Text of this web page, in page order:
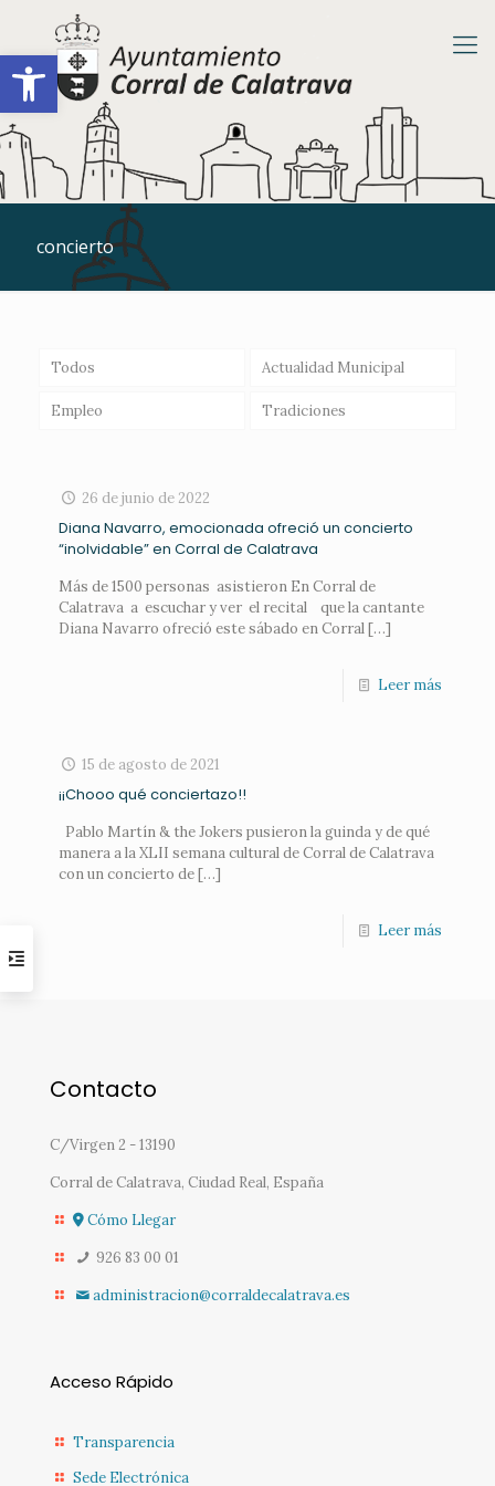
Abrir barra de herramientas
concierto
Todos Actualidad Municipal
Empleo Tradiciones
26 de junio de 2022
Diana Navarro, emocionada ofreció un concierto
“inolvidable” en Corral de Calatrava
Más de 1500 personas asistieron En Corral de
Calatrava a escuchar y ver el recital que la cantante
Diana Navarro ofreció este sábado en Corral[…]
Leer más
15 de agosto de 2021
¡¡Chooo qué conciertazo!!
Pablo Martín & the Jokers pusieron la guinda y de qué
manera a la XLII semana cultural de Corral de Calatrava
con un concierto de[…]
Leer más
Contacto
C/Virgen 2 - 13190
Corral de Calatrava, Ciudad Real, España
Cómo Llegar
926 83 00 01
administracion@corraldecalatrava.es
Acceso Rápido
Transparencia
Sede Electrónica